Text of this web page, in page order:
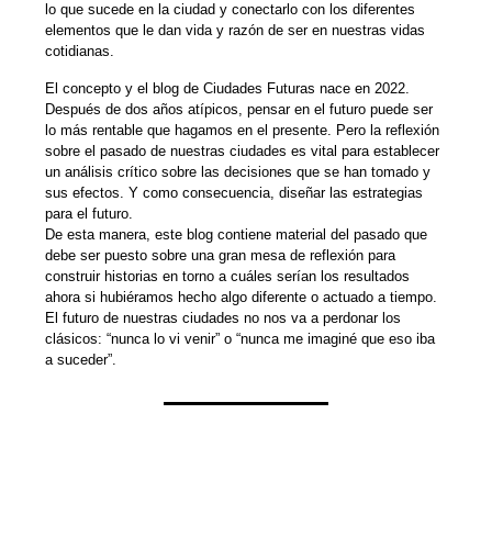
lo que sucede en la ciudad y conectarlo con los diferentes
elementos que le dan vida y razón de ser en nuestras vidas
cotidianas.
El concepto y el blog de Ciudades Futuras nace en 2022.
Después de dos años atípicos, pensar en el futuro puede ser
lo más rentable que hagamos en el presente. Pero la reflexión
sobre el pasado de nuestras ciudades es vital para establecer
un análisis crítico sobre las decisiones que se han tomado y
sus efectos. Y como consecuencia, diseñar las estrategias
para el futuro.
De esta manera, este blog contiene material del pasado que
debe ser puesto sobre una gran mesa de reflexión para
construir historias en torno a cuáles serían los resultados
ahora si hubiéramos hecho algo diferente o actuado a tiempo.
El futuro de nuestras ciudades no nos va a perdonar los
clásicos: “nunca lo vi venir” o “nunca me imaginé que eso iba
a suceder”.